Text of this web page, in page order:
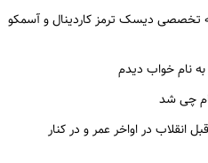
تخصصی دیسک ترمز کاردینال و آسمکو
نام خواب دیدم
چی شد
انقلاب در اواخر عمر و در کنار